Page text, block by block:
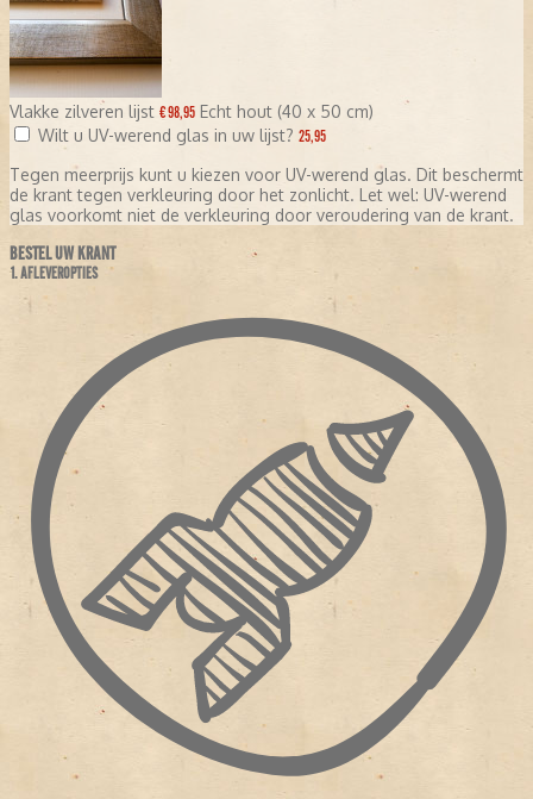
Vlakke zilveren lijst € 98,95 Echt hout (40 x 50 cm)
Wilt u UV-werend glas in uw lijst? 25,95
Tegen meerprijs kunt u kiezen voor UV-werend glas. Dit beschermt
de krant tegen verkleuring door het zonlicht. Let wel: UV-werend
glas voorkomt niet de verkleuring door veroudering van de krant.
BESTEL UW KRANT
1. AFLEVEROPTIES